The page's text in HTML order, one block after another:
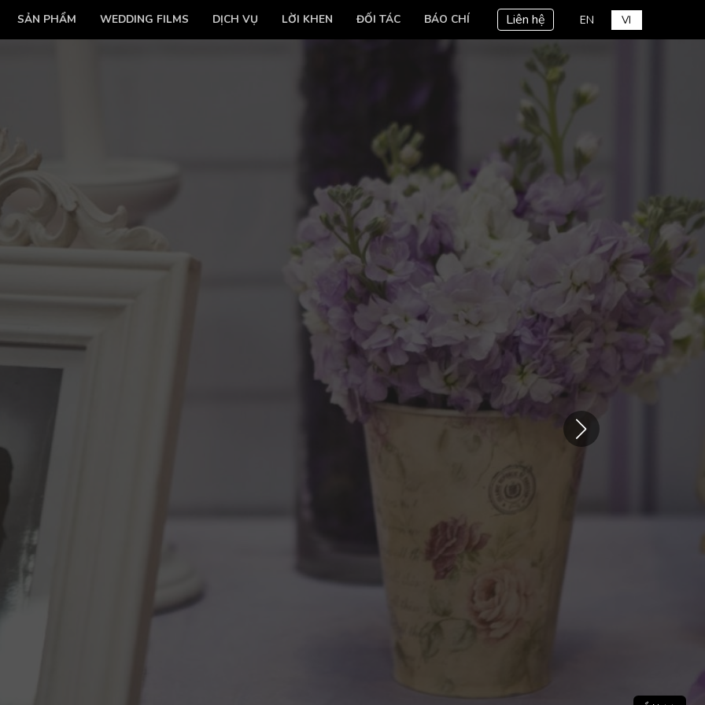
SẢN PHẨM WEDDING FILMS DỊCH VỤ LỜI KHEN ĐỐI TÁC BÁO CHÍ Liên hệ EN VI